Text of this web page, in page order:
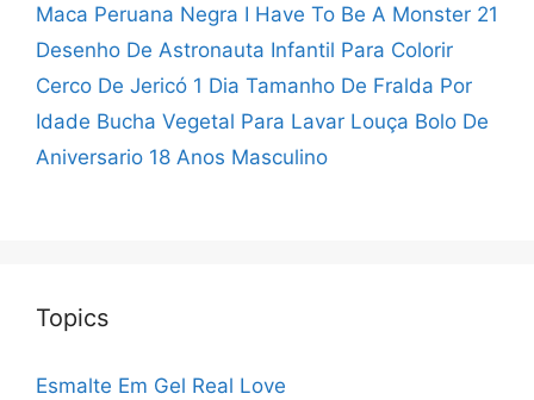
Maca Peruana Negra I Have To Be A Monster 21
Desenho De Astronauta Infantil Para Colorir
Cerco De Jericó 1 Dia Tamanho De Fralda Por
Idade Bucha Vegetal Para Lavar Louça Bolo De
Aniversario 18 Anos Masculino
Topics
Esmalte Em Gel Real Love